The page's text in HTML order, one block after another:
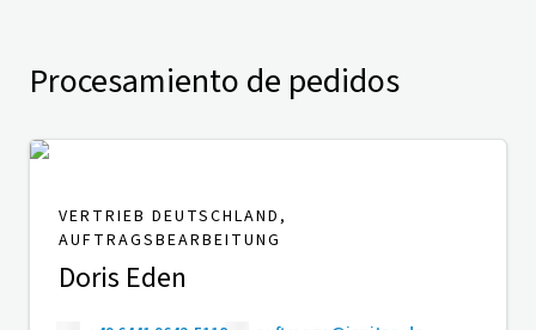
Procesamiento de pedidos
VERTRIEB DEUTSCHLAND,
AUFTRAGSBEARBEITUNG
Doris Eden